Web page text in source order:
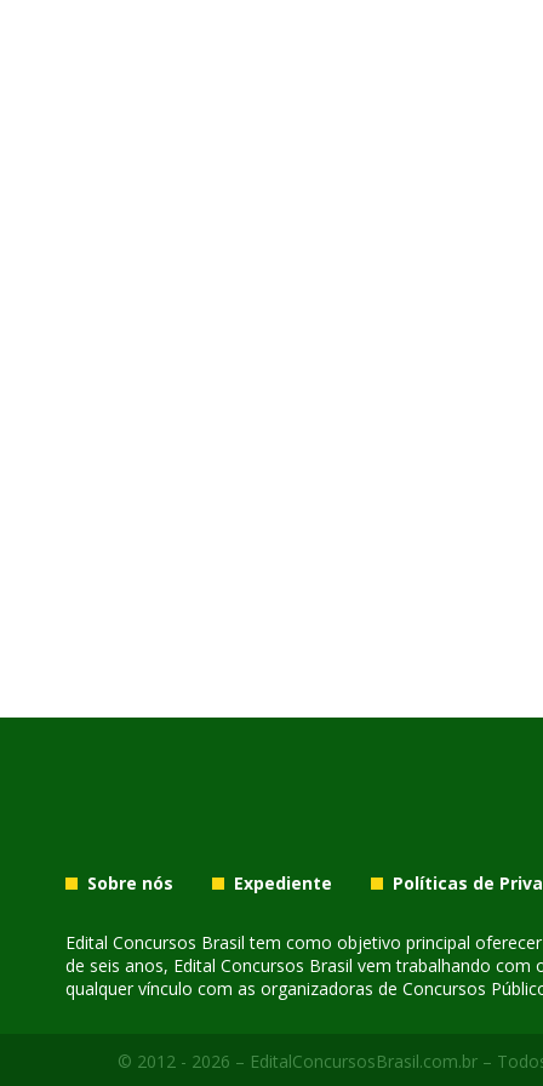
Sobre nós Expediente Políticas de
Edital Concursos Brasil tem como objetivo principal
de seis anos, Edital Concursos Brasil vem trabalhando
qualquer vínculo com as organizadoras de Concursos
© 2012 - 2026 – EditalConcursosBrasil.com.br –